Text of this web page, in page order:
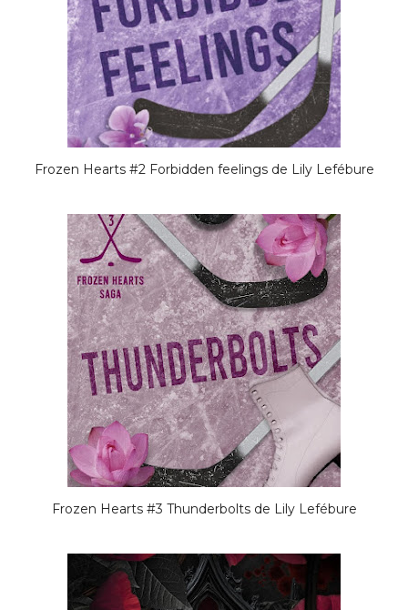
Frozen Hearts #2 Forbidden feelings de Lily Lefébure
Frozen Hearts #3 Thunderbolts de Lily Lefébure